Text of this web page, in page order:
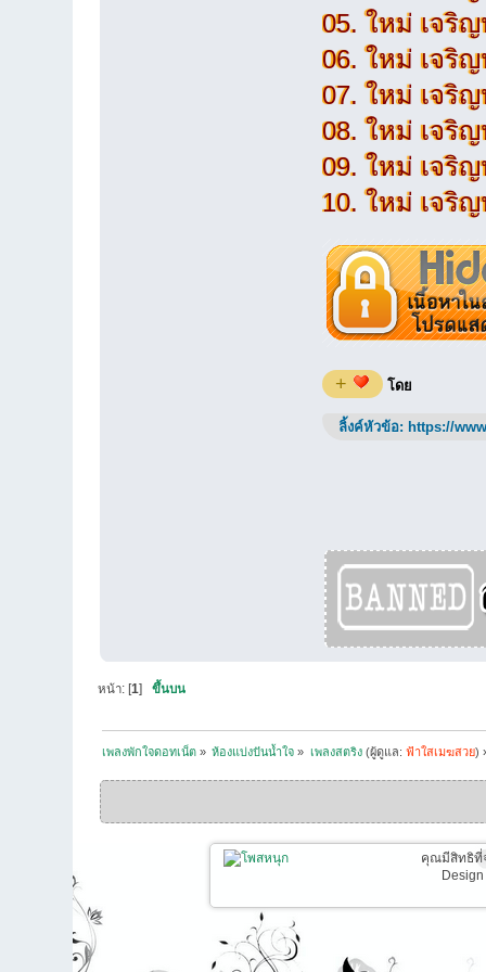
05. ใหม่ เจริ
06. ใหม่ เจริ
07. ใหม่ เจริ
08. ใหม่ เจริ
09. ใหม่ เจริ
10. ใหม่ เจริ
+ โดย
ลิ้งค์หัวข้อ: https://
หน้า: [1] ขึ้นบน
เพลงพักใจดอทเน็ต» ห้องแบ่งปันน้ำใจ » เพลงสตริง(ผู้ดูแล: ฟ้าใสเมฆสวย)
คุณมีสิทธิที่